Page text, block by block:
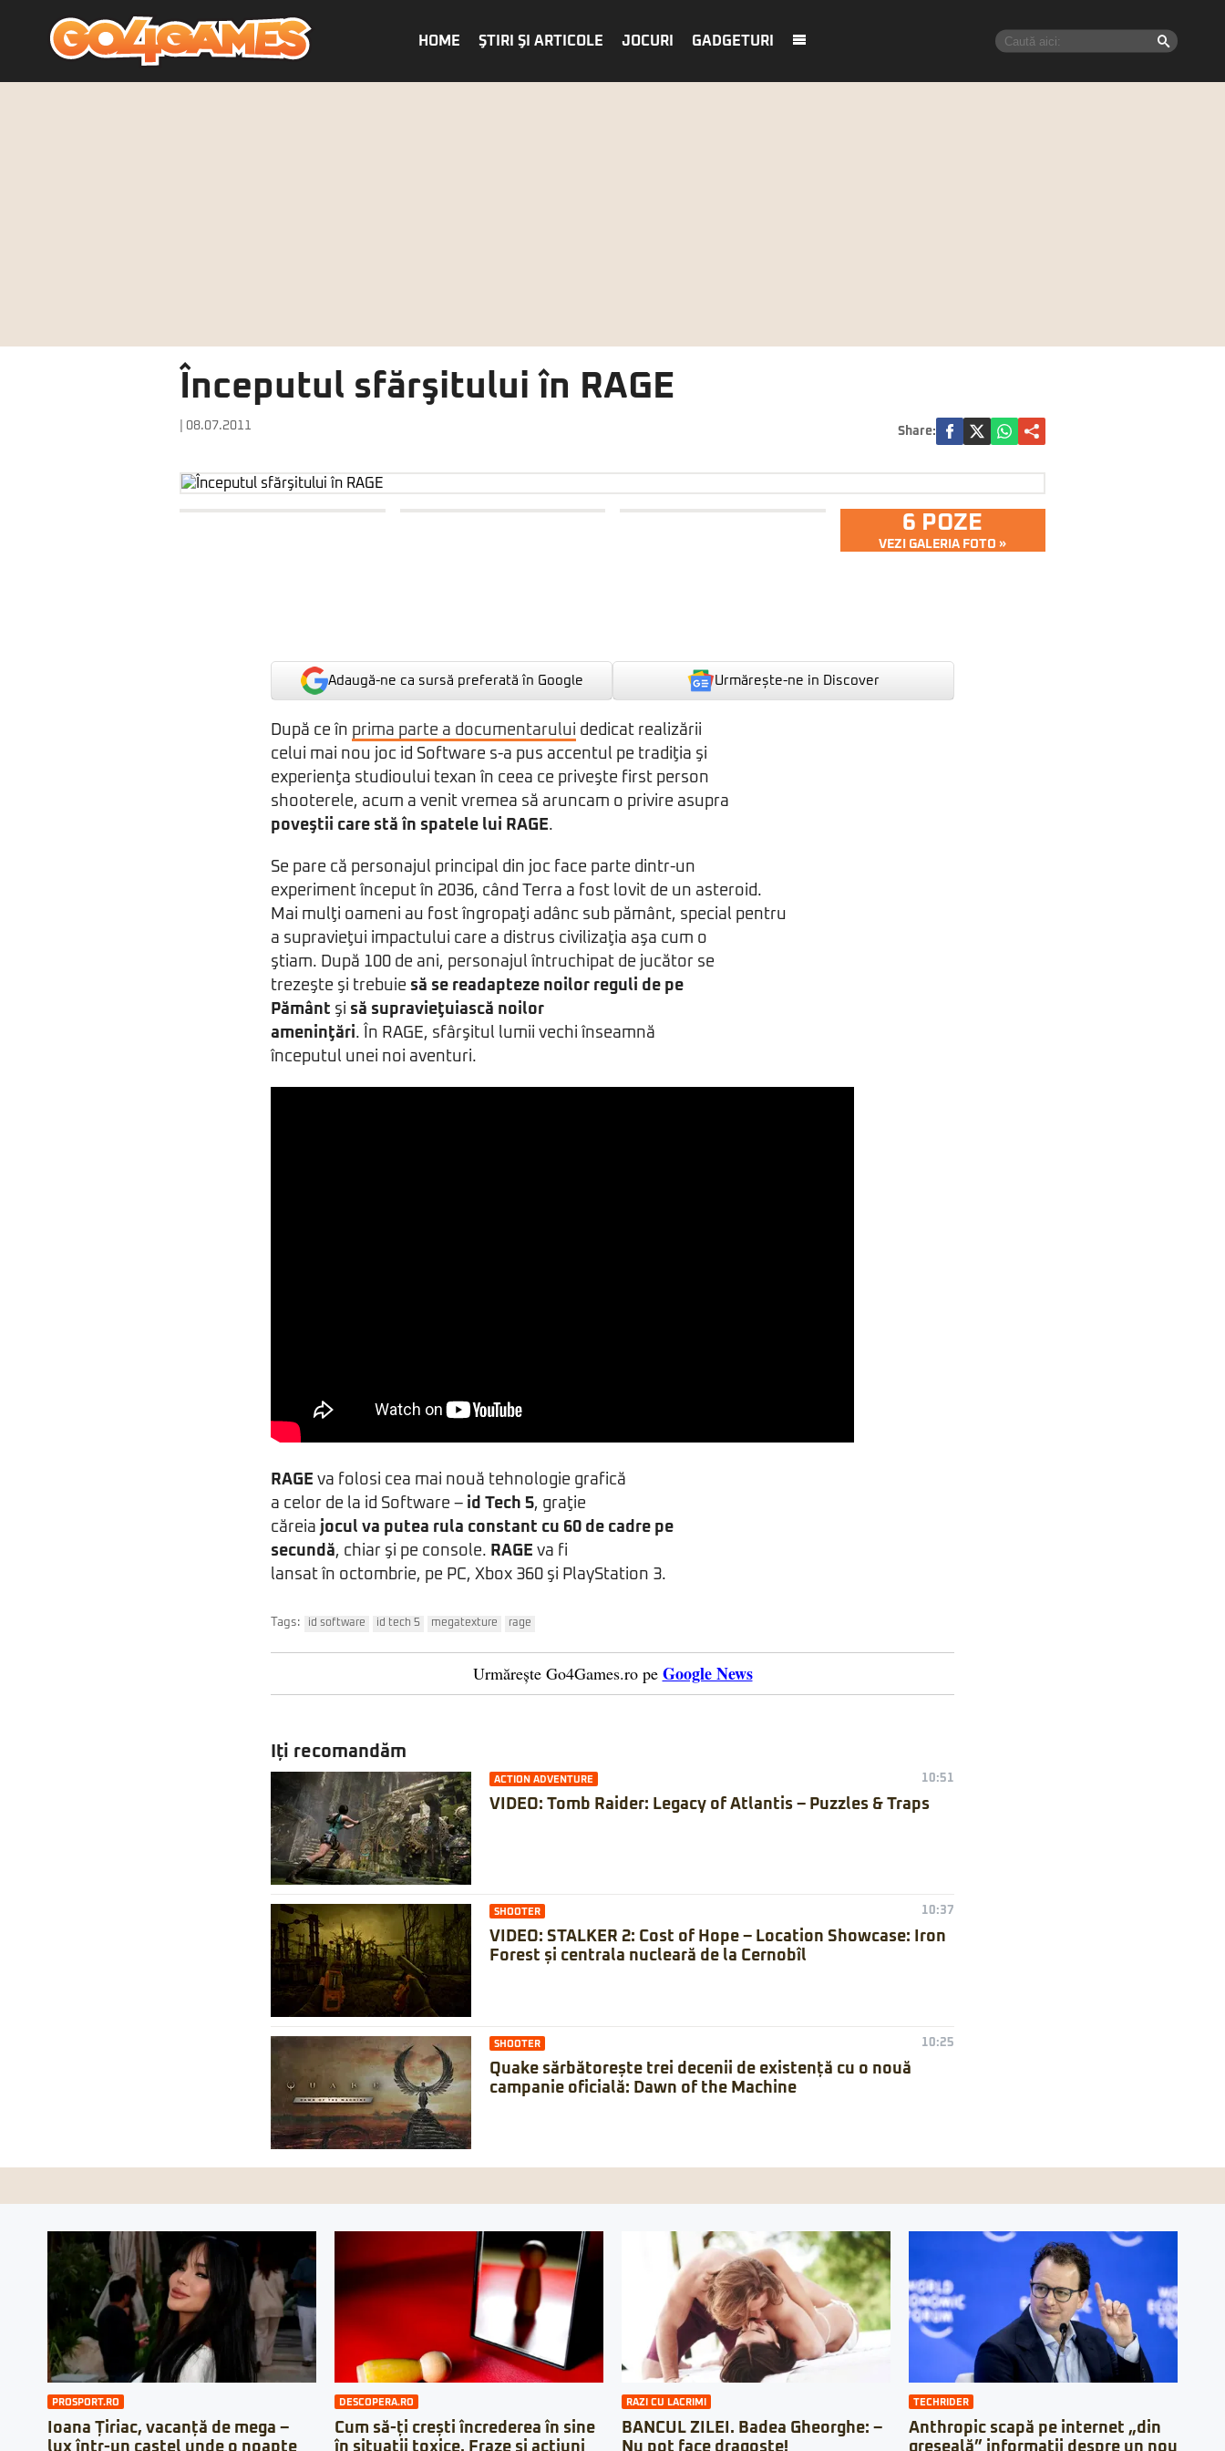
HOME ŞTIRI ŞI ARTICOLE JOCURI GADGETURI
Începutul sfărşitului în RAGE
| 08.07.2011 Share:
6 POZE
VEZI GALERIA FOTO »
Adaugă-ne ca sursă preferată în Google Urmărește-ne in Discover
După ce în prima parte a documentarului dedicat realizării
celui mai nou joc id Software s-a pus accentul pe tradiţia şi
experienţa studioului texan în ceea ce priveşte first person
shooterele, acum a venit vremea să aruncam o privire asupra
poveştii care stă în spatele lui RAGE.
Se pare că personajul principal din joc face parte dintr-un
experiment început în 2036, când Terra a fost lovit de un asteroid.
Mai mulţi oameni au fost îngropaţi adânc sub pământ, special pentru
a supravieţui impactului care a distrus civilizaţia aşa cum o
ştiam. După 100 de ani, personajul întruchipat de jucător se
trezeşte şi trebuie să se readapteze noilor reguli de pe
Pământ şi să supravieţuiască noilor
ameninţări. În RAGE, sfârşitul lumii vechi înseamnă
începutul unei noi aventuri.
RAGE va folosi cea mai nouă tehnologie grafică
a celor de la id Software – id Tech 5, graţie
căreia jocul va putea rula constant cu 60 de cadre pe
secundă, chiar şi pe console. RAGE va fi
lansat în octombrie, pe PC, Xbox 360 şi PlayStation 3.
Tags: id software id tech 5 megatexture rage
Urmărește Go4Games.ro pe Google News
Iți recomandăm
ACTION ADVENTURE 10:51
VIDEO: Tomb Raider: Legacy of Atlantis – Puzzles & Traps
SHOOTER 10:37
VIDEO: STALKER 2: Cost of Hope – Location Showcase: Iron
Forest și centrala nucleară de la Cernobîl
SHOOTER 10:25
Quake sărbătorește trei decenii de existență cu o nouă
campanie oficială: Dawn of the Machine
PROSPORT.RO
Ioana Țiriac, vacanță de mega –
lux într-un castel unde o noapte
DESCOPERA.RO
Cum să-ți crești încrederea în sine
în situații toxice. Fraze și acțiuni
RAZI CU LACRIMI
BANCUL ZILEI. Badea Gheorghe: –
Nu pot face dragoste!
TECHRIDER
Anthropic scapă pe internet „din
greșeală” informații despre un nou